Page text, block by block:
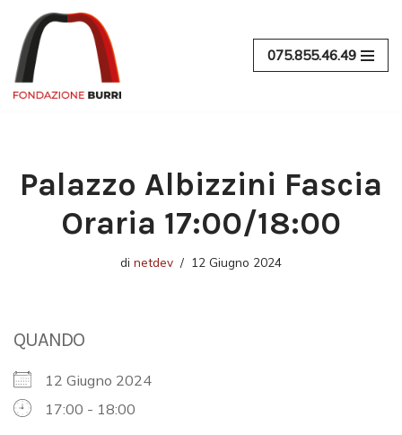
Vai
al
contenuto
075.855.46.49
Palazzo Albizzini Fascia
Oraria 17:00/18:00
di netdev 12 Giugno 2024
QUANDO
12 Giugno 2024
17:00 - 18:00